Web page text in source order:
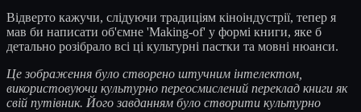
Відверто кажучи, слідуючи традиціям кіноіндустрії, тепер я
мав би написати об'ємне 'Making-of' у формі книги, яке б
детально розібрало всі ці культурні пастки та мовні нюанси.
Це зображення було створено штучним інтелектом,
використовуючи культурно переосмислений переклад книги як
свій путівник. Його завданням було створити культурно